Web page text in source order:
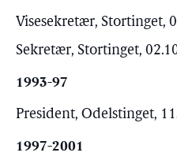
Visesekretær, Stortinget,
Sekretær, Stortinget,
1993-97
President, Odelstinget,
1997-2001